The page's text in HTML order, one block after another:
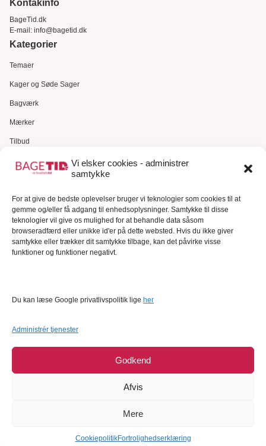
Vi elsker cookies - administrer
samtykke
For at give de bedste oplevelser bruger vi teknologier som cookies til at
gemme og/eller få adgang til enhedsoplysninger. Samtykke til disse
teknologier vil give os mulighed for at behandle data såsom
browseradfærd eller unikke id'er på dette websted. Hvis du ikke giver
samtykke eller trækker dit samtykke tilbage, kan det påvirke visse
funktioner og funktioner negativt.
Du kan læse Google privatlivspolitik lige her
Administrér tjenester
Godkend
Afvis
Mere
CookiepolitikFortrolighedserklæring
Kontakinfo
BageTid.dk
E-mail: info@bagetid.dk
Kategorier
Temaer
Kager og Søde Sager
Bagværk
Mærker
Tilbud
Gavekort
Kundeservice
Kundeservice
FAQ – Ofte stillede spørgsmål
Om Bagetid.dk
Se Fødevarestyrelsens smiley-rapporter